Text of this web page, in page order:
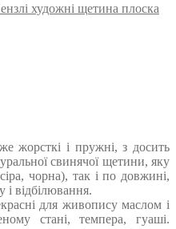
художні щетина плоска
жорсткі і пружні, з досить
свинячої щетини, яку
чорна), так і по довжині,
і відбілювання.
для живопису маслом і
стані, темпера, гуаші.